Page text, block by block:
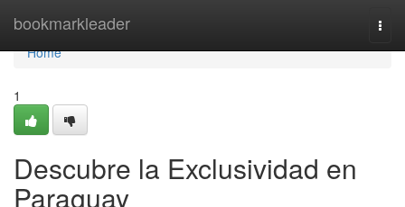
bookmarkleader
Home
Home
1
Descubre la Exclusividad en
Paraguay